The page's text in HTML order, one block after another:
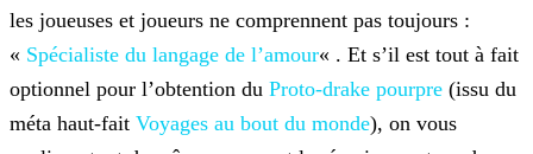
les joueuses et joueurs ne comprennent pas toujours :
« Spécialiste du langage de l’amour« . Et s’il est tout à fait
optionnel pour l’obtention du Proto-drake pourpre (issu du
méta haut-fait Voyages au bout du monde), on vous